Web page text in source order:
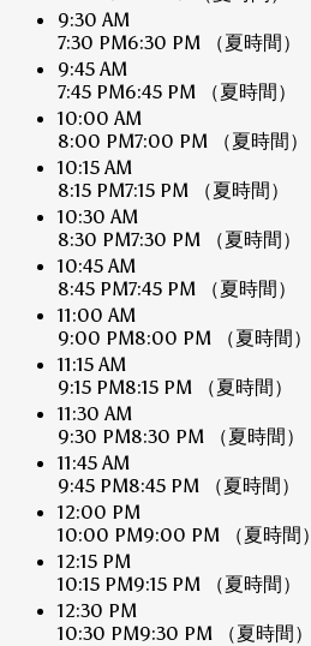
9:30 AM
7:30 PM6:30 PM
（夏時間）
9:45 AM
7:45 PM6:45 PM
（夏時間）
10:00 AM
8:00 PM7:00 PM
（夏時間）
10:15 AM
8:15 PM7:15 PM
（夏時間）
10:30 AM
8:30 PM7:30 PM
（夏時間）
10:45 AM
8:45 PM7:45 PM
（夏時間）
11:00 AM
9:00 PM8:00 PM
（夏時間）
11:15 AM
9:15 PM8:15 PM
（夏時間）
11:30 AM
9:30 PM8:30 PM
（夏時間）
11:45 AM
9:45 PM8:45 PM
（夏時間）
12:00 PM
10:00 PM9:00 PM
（夏時間）
12:15 PM
10:15 PM9:15 PM
（夏時間）
12:30 PM
10:30 PM9:30 PM
（夏時間）